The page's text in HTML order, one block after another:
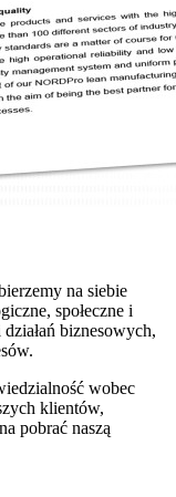
na siebie
społeczne i
biznesowych,
wobec
klientów,
pobrać naszą